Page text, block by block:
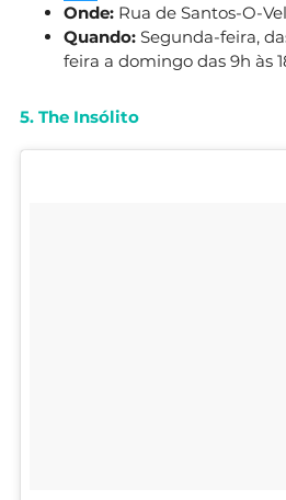
Onde: Rua de Santos-O-
Quando: Segunda-feira,
feira a domingo das 9h às
5. The Insólito